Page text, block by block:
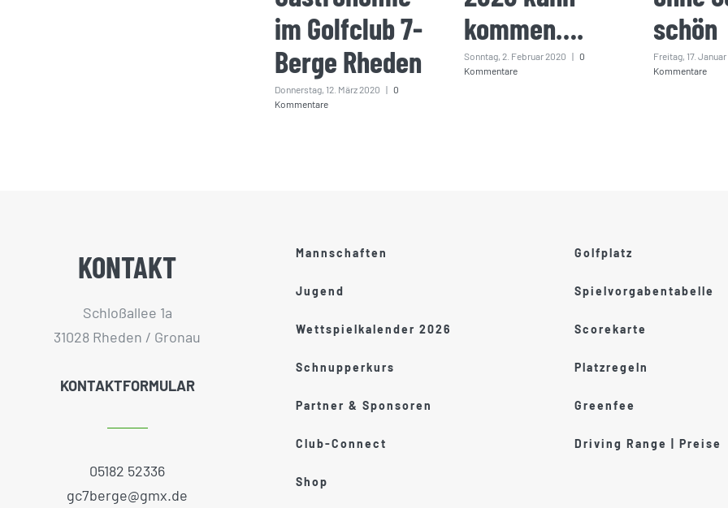
im Golfclub 7-
Berge Rheden
Donnerstag, 12. März 2020 | 0
Kommentare
kommen….
Sonntag, 2. Februar 2020 | 0
Kommentare
schön
Freitag, 17.
Kommentare
KONTAKT
Schloßallee 1a
31028 Rheden / Gronau
KONTAKTFORMULAR
05182 52336
gc7berge@gmx.de
Mannschaften
Jugend
Wettspielkalender 2026
Schnupperkurs
Partner & Sponsoren
Club-Connect
Shop
Golfplatz
Spielvorgabentabelle
Scorekarte
Platzregeln
Greenfee
Driving Range | Preise